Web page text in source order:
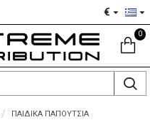
€
0
ΠΑΙΔΙΚΑ ΠΑΠΟΎΤΣΙΑ